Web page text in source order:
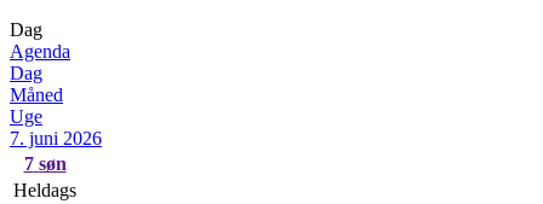
Dag
Agenda
Dag
Måned
Uge
7. juni 2026
7 søn
Heldags